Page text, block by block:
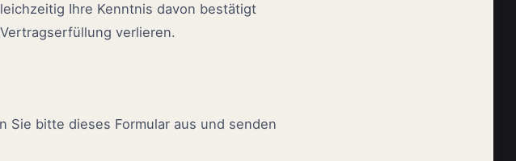
Ihre Kenntnis davon bestätigt
verlieren.
Sie bitte dieses Formular aus und senden